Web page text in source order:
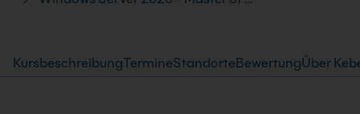
KursbeschreibungTermineStandorteBewertungÜber